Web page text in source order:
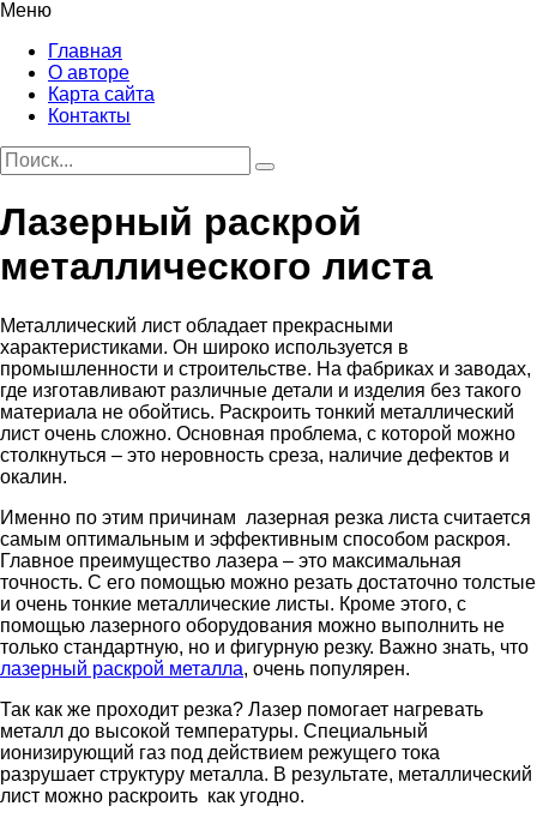
Меню
Главная
О авторе
Карта сайта
Контакты
Лазерный раскрой
металлического листа
Металлический лист обладает прекрасными
характеристиками. Он широко используется в
промышленности и строительстве. На фабриках и заводах,
где изготавливают различные детали и изделия без такого
материала не обойтись. Раскроить тонкий металлический
лист очень сложно. Основная проблема, с которой можно
столкнуться – это неровность среза, наличие дефектов и
окалин.
Именно по этим причинам лазерная резка листа считается
самым оптимальным и эффективным способом раскроя.
Главное преимущество лазера – это максимальная
точность. С его помощью можно резать достаточно толстые
и очень тонкие металлические листы. Кроме этого, с
помощью лазерного оборудования можно выполнить не
только стандартную, но и фигурную резку. Важно знать, что
лазерный раскрой металла, очень популярен.
Так как же проходит резка? Лазер помогает нагревать
металл до высокой температуры. Специальный
ионизирующий газ под действием режущего тока
разрушает структуру металла. В результате, металлический
лист можно раскроить как угодно.